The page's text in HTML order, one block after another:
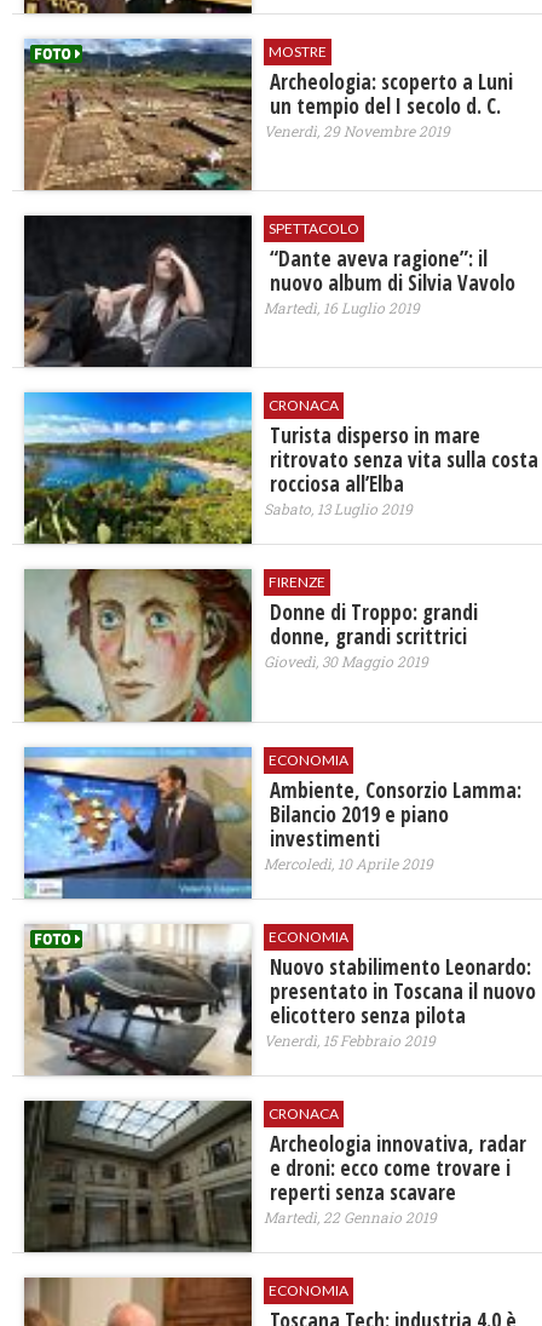
MOSTRE
Archeologia: scoperto a Luni
un tempio del I secolo d. C.
Venerdì, 29 Novembre 2019
SPETTACOLO
“Dante aveva ragione”: il
nuovo album di Silvia Vavolo
Martedì, 16 Luglio 2019
CRONACA
Turista disperso in mare
ritrovato senza vita sulla costa
rocciosa all’Elba
Sabato, 13 Luglio 2019
FIRENZE
​Donne di Troppo: grandi
donne, grandi scrittrici
Giovedì, 30 Maggio 2019
ECONOMIA
​Ambiente, Consorzio Lamma:
Bilancio 2019 e piano
investimenti
Mercoledì, 10 Aprile 2019
ECONOMIA
Nuovo stabilimento Leonardo:
presentato in Toscana il nuovo
elicottero senza pilota
Venerdì, 15 Febbraio 2019
CRONACA
​Archeologia innovativa, radar
e droni: ecco come trovare i
reperti senza scavare
Martedì, 22 Gennaio 2019
ECONOMIA